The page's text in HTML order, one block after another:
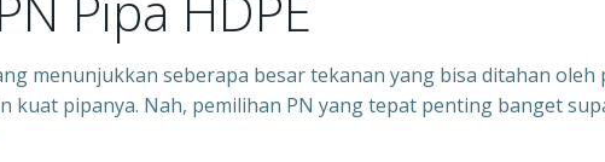
menunjukkan seberapa besar tekanan yang bisa ditahan oleh
kuat pipanya. Nah, pemilihan PN yang tepat penting banget